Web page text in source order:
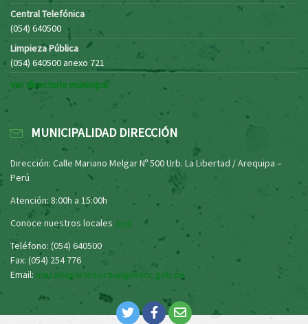
Central Telefónica
(054) 640500
Limpieza Pública
(054) 640500 anexo 721
Ver directorio municipal
MUNICIPALIDAD DIRECCIÓN
Dirección: Calle Mariano Melgar Nº 500 Urb. La Libertad / Arequipa –
Perú
Atención: 8:00h a 15:00h
Conoce nuestros locales aquí
Teléfono: (054) 640500
Fax: (054) 254 776
Email: mesadepartesvirtual@mdcc.gob.pe